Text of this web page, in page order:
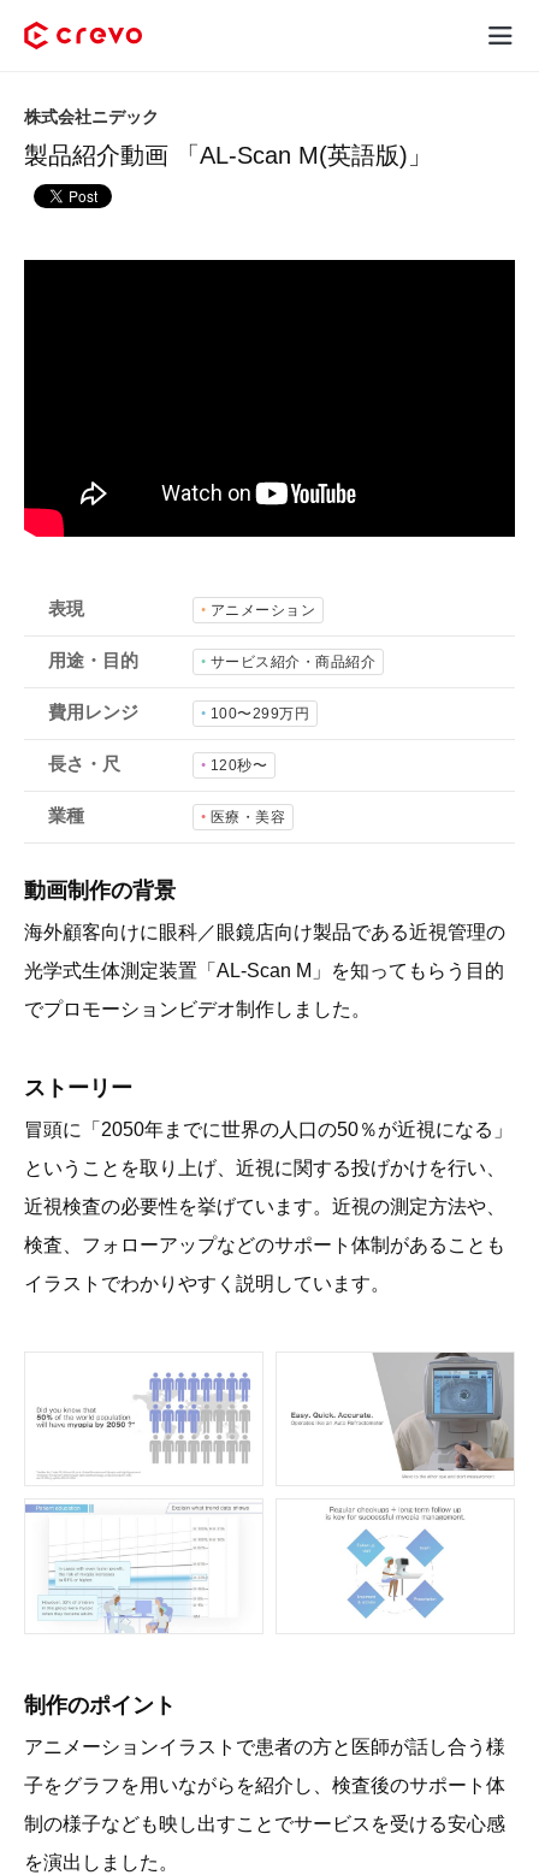
採用コンテンツ制作
お役立ち情報
会社概要
採用情報
お問合わせ・無料見積もり
製品紹介動画 「AL-Scan M(英語版)」
株式会社ニデック
表現 アニメーション
用途・目的 サービス紹介・商品紹介
費用レンジ 100〜299万円
長さ・尺 120秒〜
業種 医療・美容
動画制作の背景
海外顧客向けに眼科／眼鏡店向け製品である近視管理の
光学式生体測定装置「AL-Scan M」を知ってもらう目的
でプロモーションビデオ制作しました。
ストーリー
冒頭に「2050年までに世界の人口の50％が近視になる」
ということを取り上げ、近視に関する投げかけを行い、
近視検査の必要性を挙げています。近視の測定方法や、
検査、フォローアップなどのサポート体制があることも
イラストでわかりやすく説明しています。
制作のポイント
アニメーションイラストで患者の方と医師が話し合う様
子をグラフを用いながらを紹介し、検査後のサポート体
制の様子なども映し出すことでサービスを受ける安心感
を演出しました。